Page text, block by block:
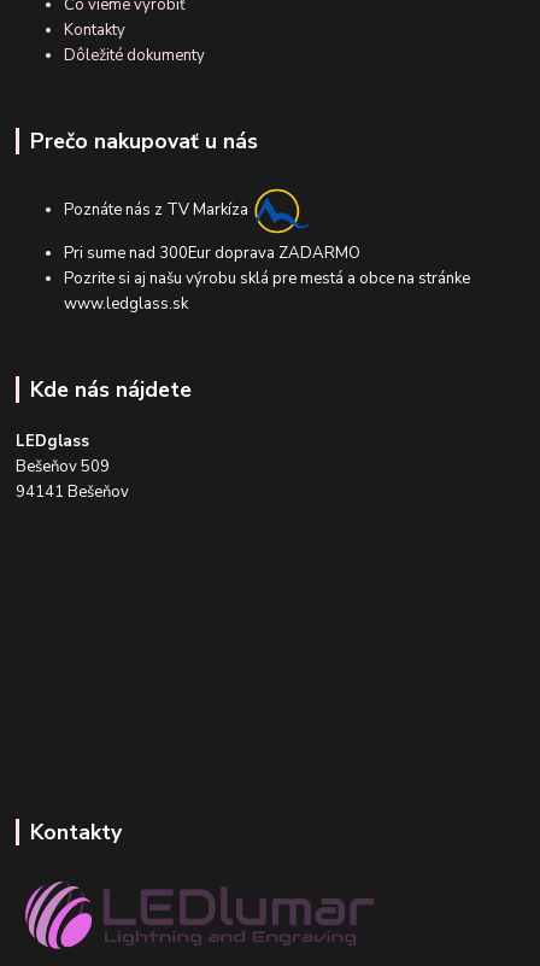
Čo vieme vyrobiť
Kontakty
Dôležité dokumenty
Prečo nakupovať u nás
Poznáte nás z TV Markíza
Pri sume nad 300Eur doprava ZADARMO
Pozrite si aj našu výrobu sklá pre mestá a obce na stránke
www.ledglass.sk
Kde nás nájdete
LEDglass
Bešeňov 509
94141 Bešeňov
Kontakty